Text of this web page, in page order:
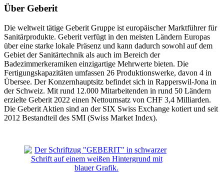
Über Geberit
Die weltweit tätige Geberit Gruppe ist europäischer Marktführer für
Sanitärprodukte. Geberit verfügt in den meisten Ländern Europas
über eine starke lokale Präsenz und kann dadurch sowohl auf dem
Gebiet der Sanitärtechnik als auch im Bereich der
Badezimmerkeramiken einzigartige Mehrwerte bieten. Die
Fertigungskapazitäten umfassen 26 Produktionswerke, davon 4 in
Übersee. Der Konzernhauptsitz befindet sich in Rapperswil-Jona in
der Schweiz. Mit rund 12.000 Mitarbeitenden in rund 50 Ländern
erzielte Geberit 2022 einen Nettoumsatz von CHF 3,4 Milliarden.
Die Geberit Aktien sind an der SIX Swiss Exchange kotiert und seit
2012 Bestandteil des SMI (Swiss Market Index).